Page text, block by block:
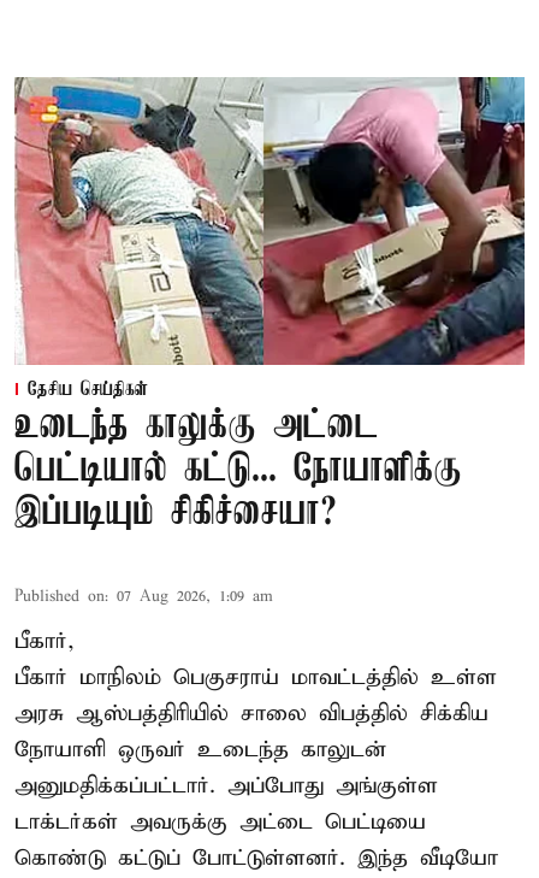
தேசிய செய்திகள்
உடைந்த காலுக்கு அட்டை
பெட்டியால் கட்டு... நோயாளிக்கு
இப்படியும் சிகிச்சையா?
Published on: 07 Aug 2026, 1:09 am
பீகார்,
பீகார் மாநிலம் பெகுசராய் மாவட்டத்தில் உள்ள
அரசு ஆஸ்பத்திரியில் சாலை விபத்தில் சிக்கிய
நோயாளி ஒருவர் உடைந்த காலுடன்
அனுமதிக்கப்பட்டார். அப்போது அங்குள்ள
டாக்டர்கள் அவருக்கு அட்டை பெட்டியை
கொண்டு கட்டுப் போட்டுள்ளனர். இந்த வீடியோ